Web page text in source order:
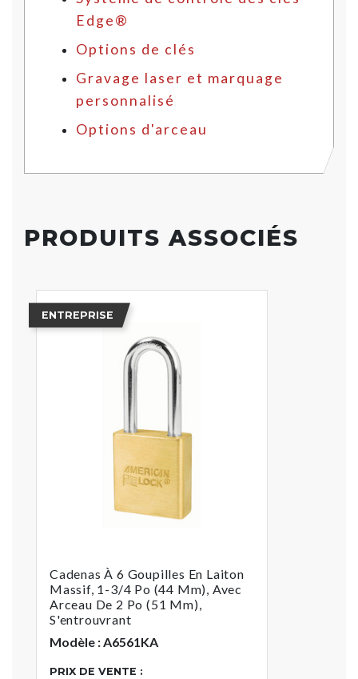
Edge®
Options de clés
Gravage laser et marquage
personnalisé
Options d'arceau
PRODUITS ASSOCIÉS
ENTREPRISE
Cadenas À 6 Goupilles En Laiton
Massif, 1-3/4 Po (44 Mm), Avec
Arceau De 2 Po (51 Mm),
S'entrouvrant
Modèle : A6561KA
PRIX DE VENTE :